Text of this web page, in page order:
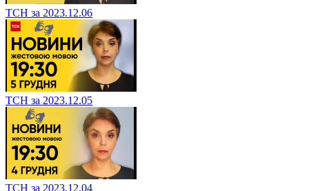
ТСН за 2023.12.06
ТСН за 2023.12.05
ТСН за 2023.12.04